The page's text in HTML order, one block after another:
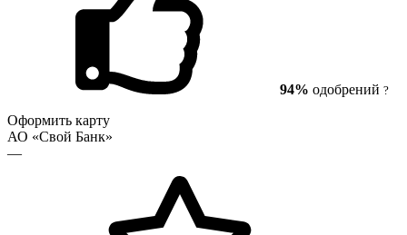
94% одобрений ?
Оформить карту
АО «Свой Банк»
—